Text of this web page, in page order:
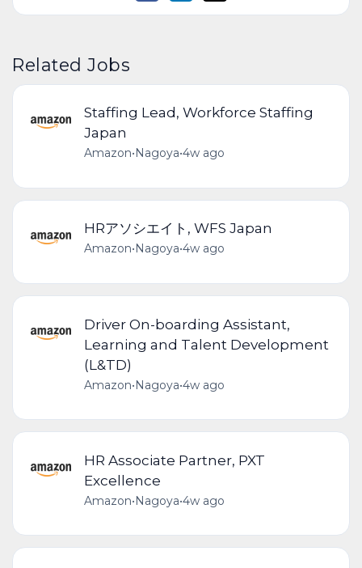
Related Jobs
Staffing Lead, Workforce Staffing
Japan
Amazon•Nagoya•4w ago
HRアソシエイト, WFS Japan
Amazon• Nagoya•4w ago
Driver On-boarding Assistant,
Learning and Talent Development
(L&TD)
Amazon•Nagoya•4w ago
HR Associate Partner, PXT
Excellence
Amazon•Nagoya•4w ago